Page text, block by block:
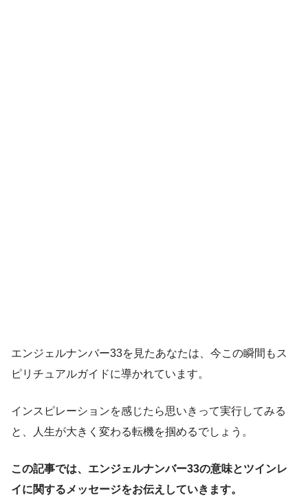
エンジェルナンバー33を見たあなたは、今この瞬間もス
ピリチュアルガイドに導かれています。
インスピレーションを感じたら思いきって実行してみる
と、人生が大きく変わる転機を掴めるでしょう。
この記事では、エンジェルナンバー33の意味とツインレ
イに関するメッセージをお伝えしていきます。